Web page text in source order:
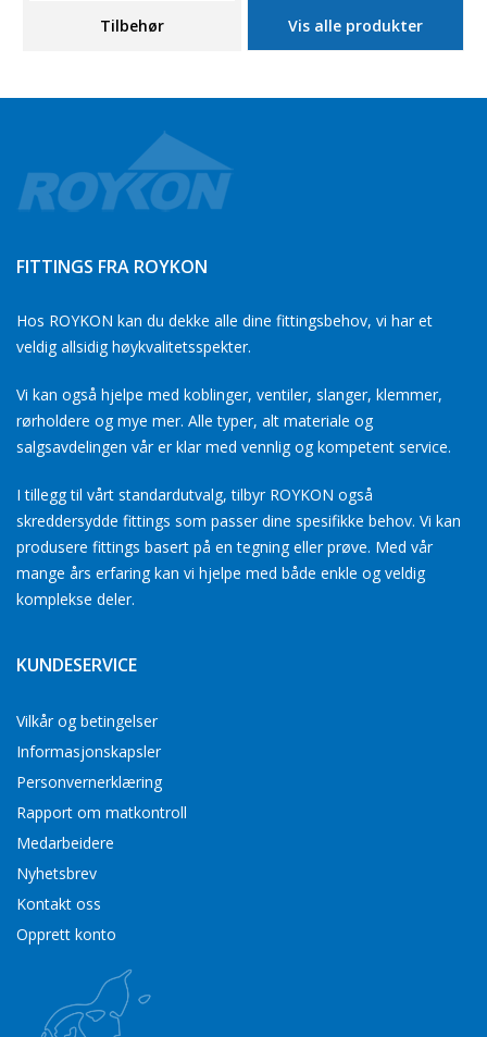
Tilbehør Vis alle produkter
FITTINGS FRA ROYKON
Hos ROYKON kan du dekke alle dine fittingsbehov, vi har et
veldig allsidig høykvalitetsspekter.
Vi kan også hjelpe med koblinger, ventiler, slanger, klemmer,
rørholdere og mye mer. Alle typer, alt materiale og
salgsavdelingen vår er klar med vennlig og kompetent service.
I tillegg til vårt standardutvalg, tilbyr ROYKON også
skreddersydde fittings som passer dine spesifikke behov. Vi kan
produsere fittings basert på en tegning eller prøve. Med vår
mange års erfaring kan vi hjelpe med både enkle og veldig
komplekse deler.
KUNDESERVICE
Vilkår og betingelser
Informasjonskapsler
Personvernerklæring
Rapport om matkontroll
Medarbeidere
Nyhetsbrev
Kontakt oss
Opprett konto